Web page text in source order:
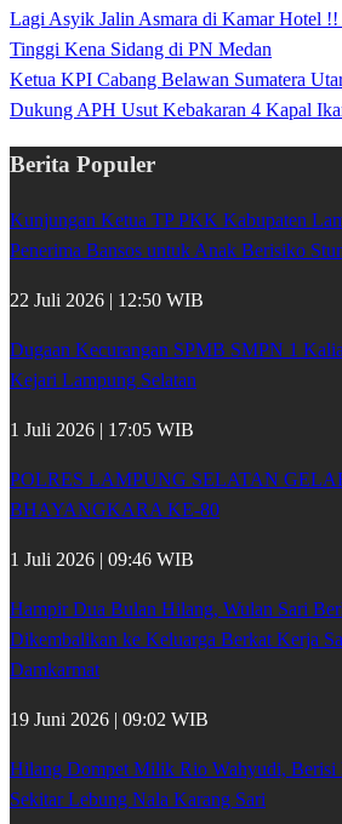
Lagi Asyik Jalin Asmara di Kamar Hotel
Tinggi Kena Sidang di PN Medan
Ketua KPI Cabang Belawan Sumatera
Dukung APH Usut Kebakaran 4 Kapal
Berita Populer
Kunjungan Ketua TP PKK Kabupaten
Penerima Bansos untuk Anak Berisiko
22 Juli 2026 | 12:50 WIB
Dugaan Kecurangan SPMB SMPN 1
Kejari Lampung Selatan
1 Juli 2026 | 17:05 WIB
POLRES LAMPUNG SELATAN
BHAYANGKARA KE-80
1 Juli 2026 | 09:46 WIB
Hampir Dua Bulan Hilang, Wulan Sari
Dikembalikan ke Keluarga Berkat Kerja
Damkarmat
19 Juni 2026 | 09:02 WIB
Hilang Dompet Milik Rio Wahyudi, Berisi
Sekitar Lebung Nala Karang Sari